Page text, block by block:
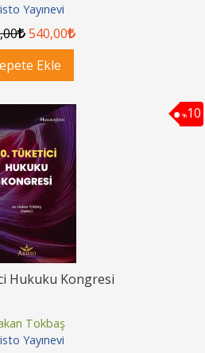
Yayınevi
,00 540,00
Ekle
%10
Hukuku Kongresi
Tokbaş
Yayınevi